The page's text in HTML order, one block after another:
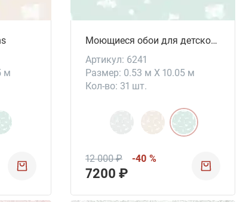
м
Моющиеся обои для детской комнаты Brio Icons
Артикул: 6241
Размер: 0.53 м X 10.05 м
Кол-во: 31 шт.
12 000 ₽ -40 %
7200 ₽